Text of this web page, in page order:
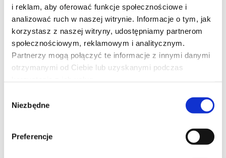
i reklam, aby oferować funkcje społecznościowe i
analizować ruch w naszej witrynie. Informacje o tym, jak
korzystasz z naszej witryny, udostępniamy partnerom
społecznościowym, reklamowym i analitycznym.
Partnerzy mogą połączyć te informacje z innymi danymi
otrzymanymi od Ciebie lub uzyskanymi podczas
zgody
Niezbędne
Preferencje
BEZ GRAWITACJI pokaz scen grupy
zaocznej, op. M.Młynarczyk
BEZ GRAWITACJI — pokazy Studia STA / sezon 2025/26
Aktorskiego STA – podsumowanie sezonu i święto twórczości
naszych kursantów. Na scenie zobaczysz wszystko, co w STA
najżywsze: piosenkę aktorską, sceny dramatyczne, taniec,